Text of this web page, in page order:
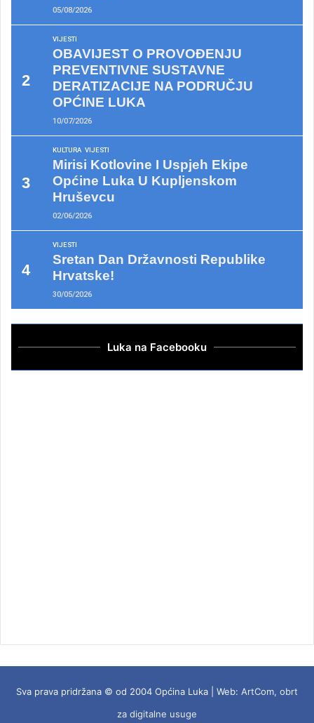
05/08/2026
VIJESTI
OBAVIJEST O PROVOĐENJU
PREVENTIVNE SUSTAVNE
DERATIZACIJE NA PODRUČJU
OPĆINE LUKA
10/07/2026
KULTURA VIJESTI
Mirisi Kotlovine I Uspjeh Ekipe
Općine Luka U Kupljenskom
Hruševcu
02/06/2026
VIJESTI
Sretan Dan Državnosti Republike
Hrvatske!
30/05/2026
Luka na Facebooku
Sva prava pridržana © od 2004 Općina Luka | Web: ArtCom, obrt
za digitalne usuge